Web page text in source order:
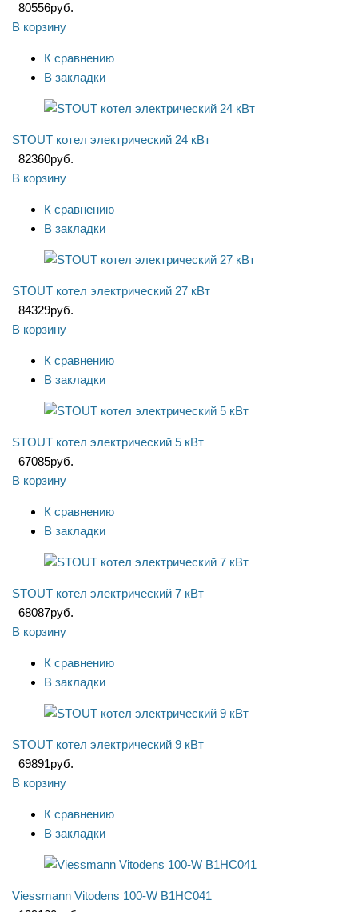
80556руб.
В корзину
К сравнению
В закладки
STOUT котел электрический 24 кВт
82360руб.
В корзину
К сравнению
В закладки
STOUT котел электрический 27 кВт
84329руб.
В корзину
К сравнению
В закладки
STOUT котел электрический 5 кВт
67085руб.
В корзину
К сравнению
В закладки
STOUT котел электрический 7 кВт
68087руб.
В корзину
К сравнению
В закладки
STOUT котел электрический 9 кВт
69891руб.
В корзину
К сравнению
В закладки
Viessmann Vitodens 100-W B1HC041